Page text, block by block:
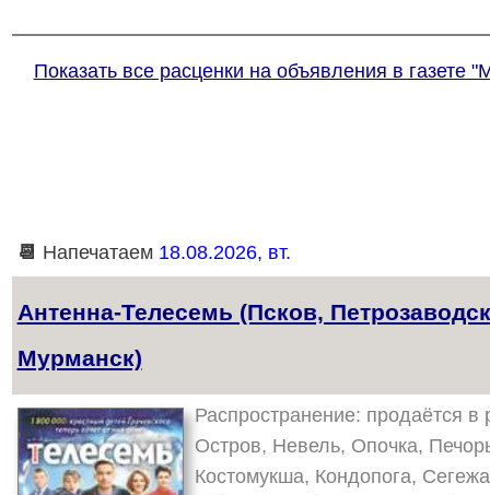
Показать все расценки на объявления в газете
📆 Напечатаем 18.08.2026, вт.
Антенна-Телесемь (Псков,
Мурманск)
Распространение: продаётся в
Остров, Невель, Опочка,
Костомукша, Кондопога,